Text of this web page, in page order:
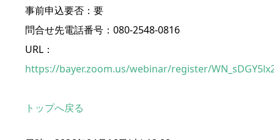
事前申込要否：要
問合せ先電話番号：080-2548-0816
URL：
https://bayer.zoom.us/webinar/register/
トップへ戻る